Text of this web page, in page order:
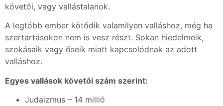
követői, vagy vallástalanok.
A legtöbb ember kötődik valamilyen valláshoz, még ha
szertartásokon nem is vesz részt. Sokan hiedelmeik,
szokásaik vagy őseik miatt kapcsolódnak az adott
valláshoz.
Egyes vallások követői szám szerint:
Judaizmus – 14 millió